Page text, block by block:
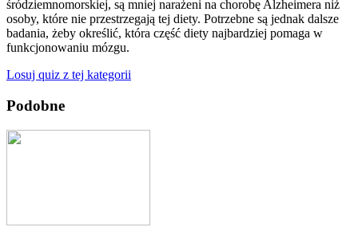
śródziemnomorskiej, są mniej narażeni na chorobę Alzheimera niż
osoby, które nie przestrzegają tej diety. Potrzebne są jednak dalsze
badania, żeby określić, która część diety najbardziej pomaga w
funkcjonowaniu mózgu.
Losuj quiz z tej kategorii
Podobne